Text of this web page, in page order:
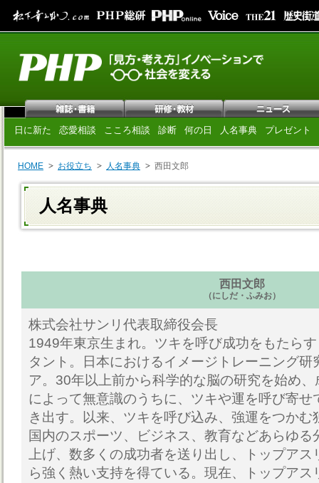
日に新た 恋愛相談 こころ相談 診断 何の日 人名事典 プレゼント
HOME お役立ち 人名事典 西田文郎
人名事典
西田文郎
（にしだ・ふみお）
株式会社サンリ代表取締役会長
1949年東京生まれ。ツキを呼び成功をもたら
タント。日本におけるイメージトレーニング研
ア。30年以上前から科学的な脳の研究を始め
によって無意識のうちに、ツキや運を呼び寄せ
き出す。以来、ツキを呼び込み、強運をつかむ
国内のスポーツ、ビジネス、教育などあらゆる
上げ、数多くの成功者を送り出し、トップア
ら強く熱い支持を得ている。現在、トップアス